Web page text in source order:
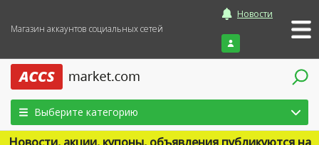
Магазин аккаунтов социальных сетей
Новости
Войти
Выберите категорию